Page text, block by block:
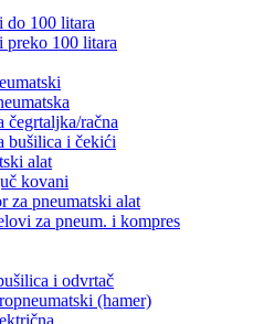
do 100 litara
preko 100 litara
čegrtaljka/račna
bušilica i čekići
alat
kovani
za pneumatski alat
za pneum. i kompres
i odvrtač
(hamer)